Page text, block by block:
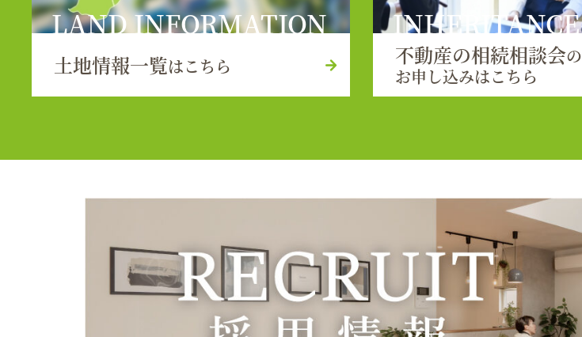
LAND INFORMATION
土地情報一覧はこちら
INHERITANCE
不動産の相続相談会の
お申し込みはこちら